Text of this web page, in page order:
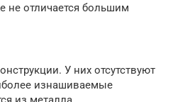
не отличается большим
У них отсутствуют
изнашиваемые